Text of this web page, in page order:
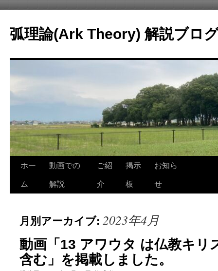
テ
ン
へ
キ
プ
弧理論(Ark Theory) 解説ブロ
ホー
ム
動画での
解説
ご紹
介
掲示
板
お知ら
せ
月別アーカイブ: 2023年4月
動画「13 アワウタ は仏教キリ
含む」を掲載しました。